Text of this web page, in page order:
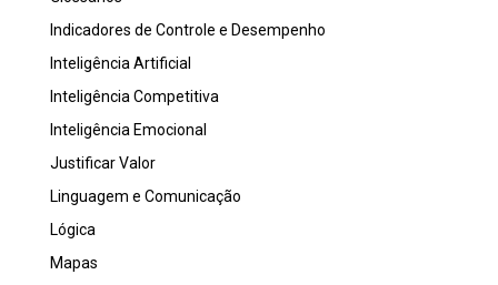
Indicadores de Controle e Desempenho
Inteligência Artificial
Inteligência Competitiva
Inteligência Emocional
Justificar Valor
Linguagem e Comunicação
Lógica
Mapas